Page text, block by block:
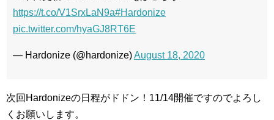
https://t.co/V1SrxLaN9a#Hardonize
pic.twitter.com/hyaGJ8RT6E
— Hardonize (@hardonize)August 18, 2020
次回Hardonizeの日程がドドン！11/14開催ですのでよろし
くお願いします。